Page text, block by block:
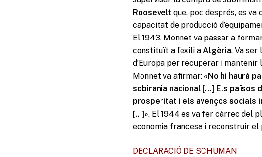
Roosevelt que, poc després, es
capacitat de producció
El 1943, Monnet va passar a
constituït a l’exili a Algèria. Va ser
d’Europa per recuperar i mantenir
Monnet va afirmar: «No hi haurà
sobirania nacional […] Els països
prosperitat i els avenços socials
[…]». El 1944 es va fer càrrec del
economia francesa i reconstruir el
DECLARACIÓ DE SCHUMAN